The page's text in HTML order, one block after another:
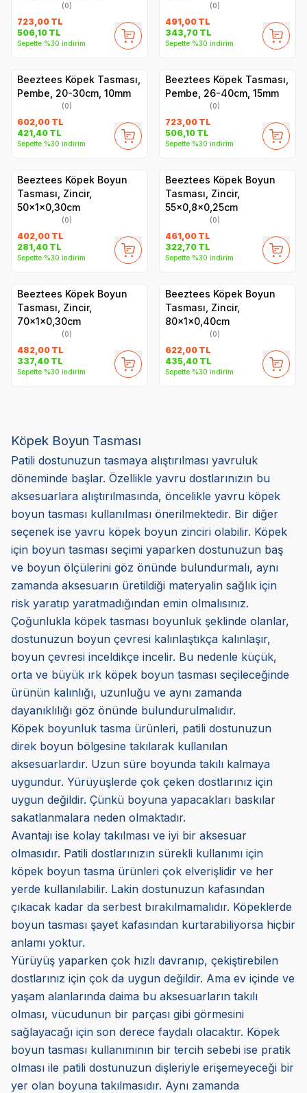
(0)
723,00 TL
506,10 TL
Sepette %30 indirim
(0)
491,00 TL
343,70 TL
Sepette %30 indirim
Beeztees Köpek Tasması,
Pembe, 20-30cm, 10mm
(0)
602,00 TL
421,40 TL
Sepette %30 indirim
Beeztees Köpek Tasması,
Pembe, 26-40cm, 15mm
(0)
723,00 TL
506,10 TL
Sepette %30 indirim
Beeztees Köpek Boyun
Tasması, Zincir,
50x1x0,30cm
(0)
402,00 TL
281,40 TL
Sepette %30 indirim
Beeztees Köpek Boyun
Tasması, Zincir,
55x0,8x0,25cm
(0)
461,00 TL
322,70 TL
Sepette %30 indirim
Beeztees Köpek Boyun
Tasması, Zincir,
70x1x0,30cm
(0)
482,00 TL
337,40 TL
Sepette %30 indirim
Beeztees Köpek Boyun
Tasması, Zincir,
80x1x0,40cm
(0)
622,00 TL
435,40 TL
Sepette %30 indirim
Köpek Boyun Tasması
Patili dostunuzun tasmaya alıştırılması yavruluk
döneminde başlar. Özellikle yavru dostlarınızın bu
aksesuarlara alıştırılmasında, öncelikle yavru köpek
boyun tasması kullanılması önerilmektedir. Bir diğer
seçenek ise yavru köpek boyun zinciri olabilir. Köpek
için boyun tasması seçimi yaparken dostunuzun baş
ve boyun ölçülerini göz önünde bulundurmalı, aynı
zamanda aksesuarın üretildiği materyalin sağlık için
risk yaratıp yaratmadığından emin olmalısınız.
Çoğunlukla köpek tasması boyunluk şeklinde olanlar,
dostunuzun boyun çevresi kalınlaştıkça kalınlaşır,
boyun çevresi inceldikçe incelir. Bu nedenle küçük,
orta ve büyük ırk köpek boyun tasması seçileceğinde
ürünün kalınlığı, uzunluğu ve aynı zamanda
dayanıklılığı göz önünde bulundurulmalıdır.
Köpek boyunluk tasma ürünleri, patili dostunuzun
direk boyun bölgesine takılarak kullanılan
aksesuarlardır. Uzun süre boyunda takılı kalmaya
uygundur. Yürüyüşlerde çok çeken dostlarınız için
uygun değildir. Çünkü boyuna yapacakları baskılar
sakatlanmalara neden olmaktadır.
Avantajı ise kolay takılması ve iyi bir aksesuar
olmasıdır. Patili dostlarınızın sürekli kullanımı için
köpek boyun tasma ürünleri çok elverişlidir ve her
yerde kullanılabilir. Lakin dostunuzun kafasından
çıkacak kadar da serbest bırakılmamalıdır. Köpeklerde
boyun tasması şayet kafasından kurtarabiliyorsa hiçbir
anlamı yoktur.
Yürüyüş yaparken çok hızlı davranıp, çekiştirebilen
dostlarınız için çok da uygun değildir. Ama ev içinde ve
yaşam alanlarında daima bu aksesuarların takılı
olması, vücudunun bir parçası gibi görmesini
sağlayacağı için son derece faydalı olacaktır. Köpek
boyun tasması kullanımının bir tercih sebebi ise pratik
olması ile patili dostunuzun dişleriyle erişemeyeceği bir
yer olan boyuna takılmasıdır. Aynı zamanda